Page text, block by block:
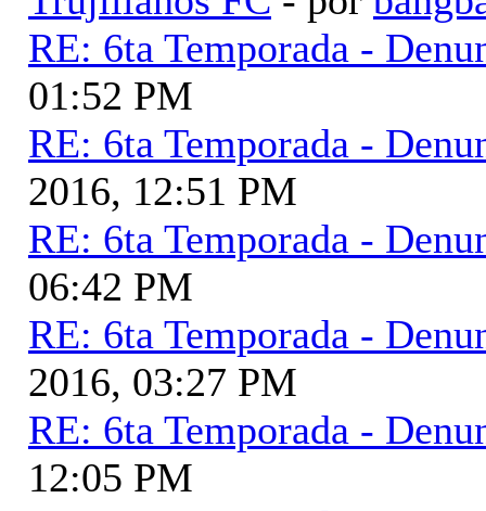
RE: 6ta Temporada -
01:52 PM
RE: 6ta Temporada -
2016, 12:51 PM
RE: 6ta Temporada -
06:42 PM
RE: 6ta Temporada -
2016, 03:27 PM
RE: 6ta Temporada -
12:05 PM